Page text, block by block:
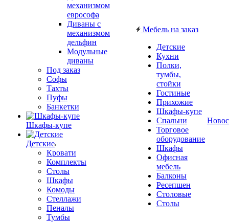
механизмом
еврософа
Диваны с
механизмом
дельфин
Модульные
диваны
Под заказ
Софы
Тахты
Пуфы
Банкетки
Шкафы-купе
Детские
Кровати
Комплекты
Столы
Шкафы
Комоды
Стеллажи
Пеналы
Тумбы
Мебель на заказ
Детские
Кухни
Полки,
тумбы,
стойки
Гостиные
Прихожие
Шкафы-купе
Спальни
Торговое
оборудование
Шкафы
Офисная
мебель
Балконы
Ресепшен
Столовые
Столы